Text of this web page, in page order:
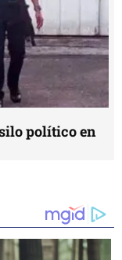
político en